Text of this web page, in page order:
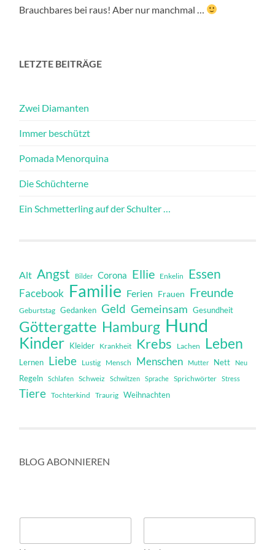
Brauchbares bei raus! Aber nur manchmal …
LETZTE BEITRÄGE
Zwei Diamanten
Immer beschützt
Pomada Menorquina
Die Schüchterne
Ein Schmetterling auf der Schulter …
Alt Angst Bilder Corona Ellie Enkelin Essen
Facebook Familie Ferien Frauen Freunde
Geburtstag Gedanken Geld Gemeinsam Gesundheit
Göttergatte Hamburg Hund
Kinder Kleider Krankheit Krebs Lachen Leben
Lernen Liebe Lustig Mensch Menschen Mutter Nett Neu
Regeln Schlafen Schweiz Schwitzen Sprache Sprichwörter Stress
Tiere Tochterkind Traurig Weihnachten
BLOG ABONNIEREN
N
m